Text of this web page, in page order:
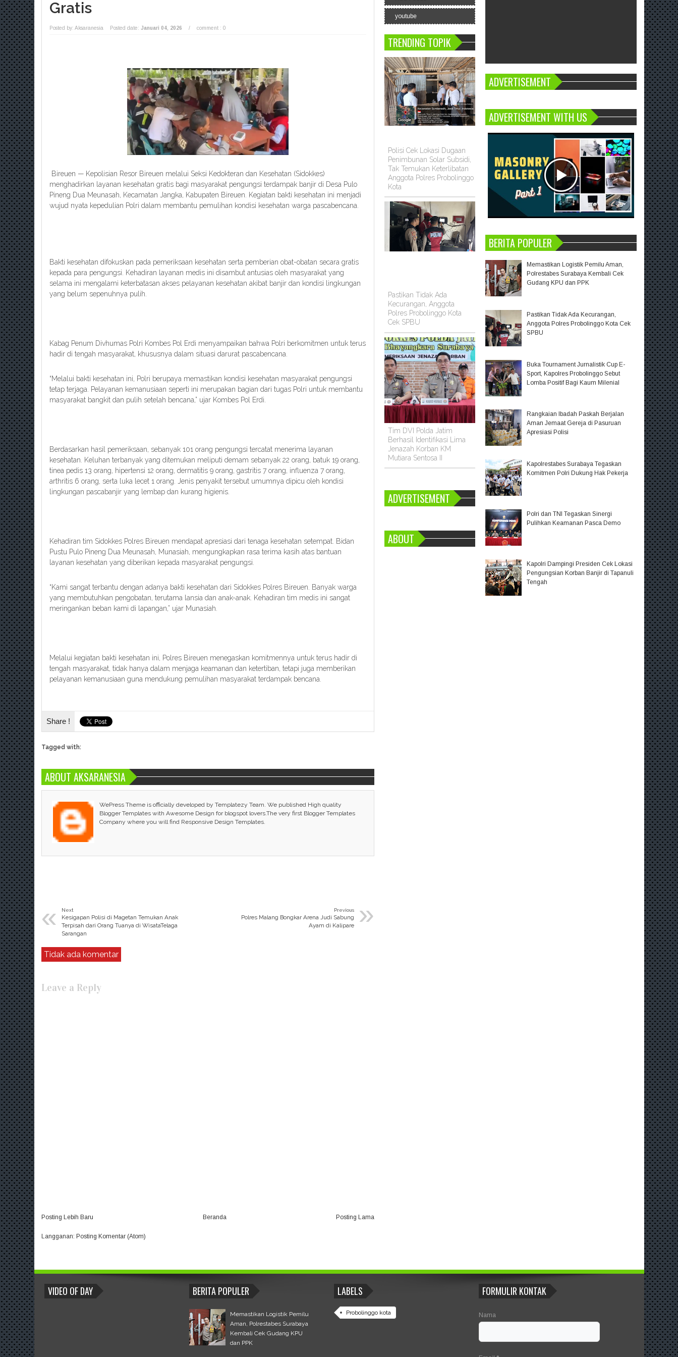
Gratis
Posted by: Aksaranesia Posted date: Januari 04, 2026 / comment : 0
Bireuen — Kepolisian Resor Bireuen melalui Seksi Kedokteran dan Kesehatan (Sidokkes)
menghadirkan layanan kesehatan gratis bagi masyarakat pengungsi terdampak banjir di Desa Pulo
Pineng Dua Meunasah, Kecamatan Jangka, Kabupaten Bireuen. Kegiatan bakti kesehatan ini menjadi
wujud nyata kepedulian Polri dalam membantu pemulihan kondisi kesehatan warga pascabencana.
Bakti kesehatan difokuskan pada pemeriksaan kesehatan serta pemberian obat-obatan secara gratis
kepada para pengungsi. Kehadiran layanan medis ini disambut antusias oleh masyarakat yang
selama ini mengalami keterbatasan akses pelayanan kesehatan akibat banjir dan kondisi lingkungan
yang belum sepenuhnya pulih.
Kabag Penum Divhumas Polri Kombes Pol Erdi menyampaikan bahwa Polri berkomitmen untuk terus
hadir di tengah masyarakat, khususnya dalam situasi darurat pascabencana.
“Melalui bakti kesehatan ini, Polri berupaya memastikan kondisi kesehatan masyarakat pengungsi
tetap terjaga. Pelayanan kemanusiaan seperti ini merupakan bagian dari tugas Polri untuk membantu
masyarakat bangkit dan pulih setelah bencana,” ujar Kombes Pol Erdi.
Berdasarkan hasil pemeriksaan, sebanyak 101 orang pengungsi tercatat menerima layanan
kesehatan. Keluhan terbanyak yang ditemukan meliputi demam sebanyak 22 orang, batuk 19 orang,
tinea pedis 13 orang, hipertensi 12 orang, dermatitis 9 orang, gastritis 7 orang, influenza 7 orang,
arthritis 6 orang, serta luka lecet 1 orang. Jenis penyakit tersebut umumnya dipicu oleh kondisi
lingkungan pascabanjir yang lembap dan kurang higienis.
Kehadiran tim Sidokkes Polres Bireuen mendapat apresiasi dari tenaga kesehatan setempat. Bidan
Pustu Pulo Pineng Dua Meunasah, Munasiah, mengungkapkan rasa terima kasih atas bantuan
layanan kesehatan yang diberikan kepada masyarakat pengungsi.
“Kami sangat terbantu dengan adanya bakti kesehatan dari Sidokkes Polres Bireuen. Banyak warga
yang membutuhkan pengobatan, terutama lansia dan anak-anak. Kehadiran tim medis ini sangat
meringankan beban kami di lapangan,” ujar Munasiah.
Melalui kegiatan bakti kesehatan ini, Polres Bireuen menegaskan komitmennya untuk terus hadir di
tengah masyarakat, tidak hanya dalam menjaga keamanan dan ketertiban, tetapi juga memberikan
pelayanan kemanusiaan guna mendukung pemulihan masyarakat terdampak bencana.
Share !
Tagged with:
ABOUT AKSARANESIA
WePress Theme is officially developed by Templatezy Team. We published High quality
Blogger Templates with Awesome Design for blogspot lovers.The very first Blogger Templates
Company where you will find Responsive Design Templates.
« Next
Kesigapan Polisi di Magetan Temukan Anak
Terpisah dari Orang Tuanya di WisataTelaga
Sarangan
»
Previous
Polres Malang Bongkar Arena Judi Sabung
Ayam di Kalipare
Tidak ada komentar
Leave a Reply
Posting Lebih Baru Posting Lama
Beranda
Langganan: Posting Komentar (Atom)
youtube
TRENDING TOPIK
Polisi Cek Lokasi Dugaan
Penimbunan Solar Subsidi,
Tak Temukan Keterlibatan
Anggota Polres Probolinggo
Kota
Pastikan Tidak Ada
Kecurangan, Anggota
Polres Probolinggo Kota
Cek SPBU
Tim DVI Polda Jatim
Berhasil Identifikasi Lima
Jenazah Korban KM
Mutiara Sentosa II
ADVERTISEMENT
ABOUT
ADVERTISEMENT
ADVERTISEMENT WITH US
BERITA POPULER
Memastikan Logistik Pemilu Aman,
Polrestabes Surabaya Kembali Cek
Gudang KPU dan PPK
Pastikan Tidak Ada Kecurangan,
Anggota Polres Probolinggo Kota Cek
SPBU
Buka Tournament Jurnalistik Cup E-
Sport, Kapolres Probolinggo Sebut
Lomba Positif Bagi Kaum Milenial
Rangkaian Ibadah Paskah Berjalan
Aman Jemaat Gereja di Pasuruan
Apresiasi Polisi
Kapolrestabes Surabaya Tegaskan
Komitmen Polri Dukung Hak Pekerja
Polri dan TNI Tegaskan Sinergi
Pulihkan Keamanan Pasca Demo
Kapolri Dampingi Presiden Cek Lokasi
Pengungsian Korban Banjir di Tapanuli
Tengah
BLOGROLL
VIDEO OF DAY BERITA POPULER
Memastikan Logistik Pemilu
Aman, Polrestabes Surabaya
Kembali Cek Gudang KPU
dan PPK
LABELS
Probolinggo kota
FORMULIR KONTAK
Nama